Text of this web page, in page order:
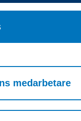
medarbetare